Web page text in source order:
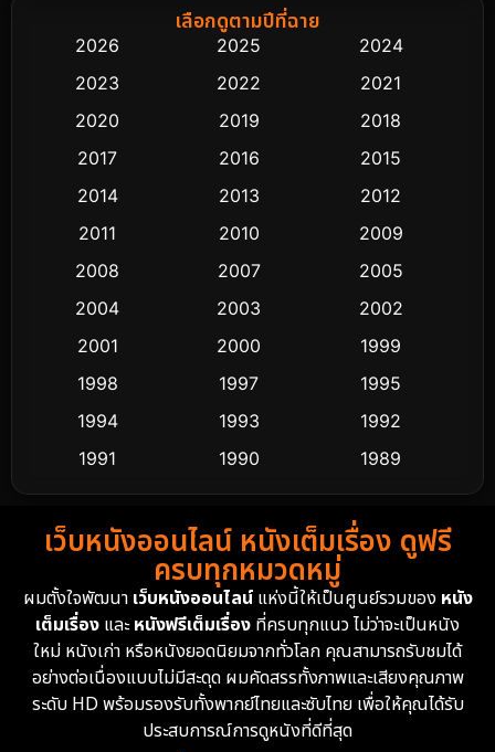
Biography ชีวิตจริง
Classic หนังคลาสสิก
Comedy ตลก 428
Crime อาชญากรรม 503
Cult Film
Dance เต้น
Detective สืบสวน
Detective สืบสวน
Disney+ 4
Documentary สารคดี 93
Drama ดราม่า
เลือกดูตามปีที่ฉาย
2026 2025
2024
2023
2022
2021
2020
2019
2018
2017
2016
2015
2014
2013
2012
2011
2010
2009
2008
2007
2005
2004
2003
2002
2001
2000
1999
1998
1997
1995
1994
1993
1992
1991
1990
1989
1988
1986
1985
1983
1982
1981
1974
1962
เว็บหนังออนไลน์ หนังเต็มเรื่อง ดูฟรี
ครบทุกหมวดหมู่
ผมตั้งใจพัฒนา เว็บหนังออนไลน์แห่งนี้ให้เป็นศูนย์รวมของ หนัง
เต็มเรื่อง และหนังฟรีเต็มเรื่อง ที่ครบทุกแนว ไม่ว่าจะเป็นหนัง
ใหม่ หนังเก่า หรือหนังยอดนิยมจากทั่วโลก คุณสามารถรับชมได้
อย่างต่อเนื่องแบบไม่มีสะดุด ผมคัดสรรทั้งภาพและเสียงคุณภาพ
ระดับ HD พร้อมรองรับทั้งพากย์ไทยและซับไทย เพื่อให้คุณได้รับ
ประสบการณ์การดูหนังที่ดีที่สุด